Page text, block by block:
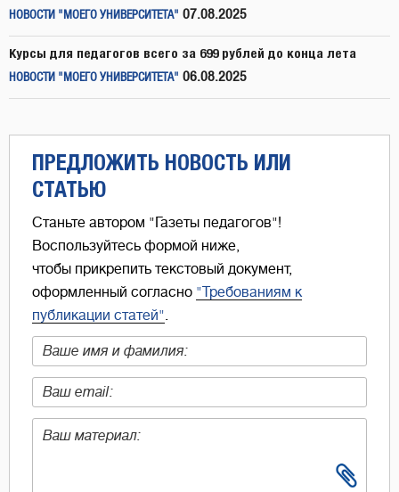
НОВОСТИ "МОЕГО УНИВЕРСИТЕТА" 07.08.2025
Курсы для педагогов всего за 699 рублей до конца лета
НОВОСТИ "МОЕГО УНИВЕРСИТЕТА" 06.08.2025
ПРЕДЛОЖИТЬ НОВОСТЬ ИЛИ
СТАТЬЮ
Станьте автором "Газеты педагогов"!
Воспользуйтесь формой ниже,
чтобы прикрепить текстовый документ,
оформленный согласно "Требованиям к
публикации статей".